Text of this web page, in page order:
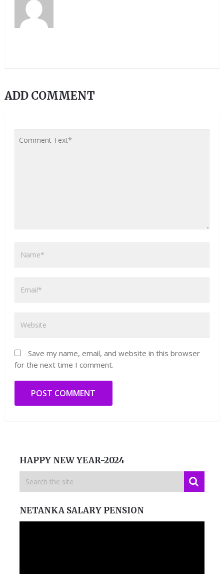
ADD COMMENT
Save my name, email, and website in this browser
for the next time I comment.
HAPPY NEW YEAR-2024
NETANKA SALARY PENSION